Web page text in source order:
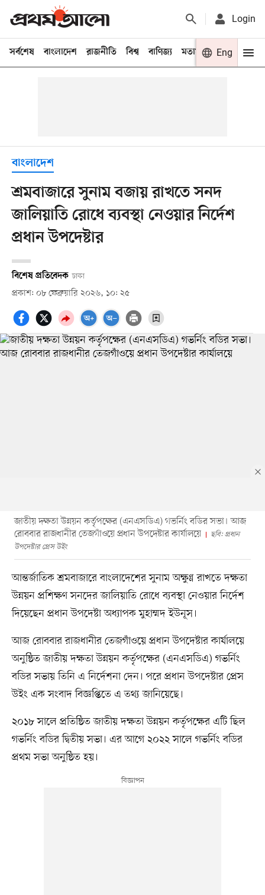
Login
সর্বশেষ বাংলাদেশ রাজনীতি বিশ্ব বাণিজ্য মতামত খেলা
Eng
বাংলাদেশ
শ্রমবাজারে সুনাম বজায় রাখতে সনদ
জালিয়াতি রোধে ব্যবস্থা নেওয়ার নির্দেশ
প্রধান উপদেষ্টার
বিশেষ প্রতিবেদক ঢাকা
প্রকাশ: ০৮ ফেব্রুয়ারি ২০২৬, ১০: ২৫
জাতীয় দক্ষতা উন্নয়ন কর্তৃপক্ষের (এনএসডিএ) গভর্নিং বডির সভা। আজ
রোববার রাজধানীর তেজগাঁওয়ে প্রধান উপদেষ্টার কার্যালয়ে
ছবি: প্রধান
উপদেষ্টার প্রেস উইং
আন্তর্জাতিক শ্রমবাজারে বাংলাদেশের সুনাম অক্ষুণ্ণ রাখতে দক্ষতা
উন্নয়ন প্রশিক্ষণ সনদের জালিয়াতি রোধে ব্যবস্থা নেওয়ার নির্দেশ
দিয়েছেন প্রধান উপদেষ্টা অধ্যাপক মুহাম্মদ ইউনূস।
আজ রোববার রাজধানীর তেজগাঁওয়ে প্রধান উপদেষ্টার কার্যালয়ে
অনুষ্ঠিত জাতীয় দক্ষতা উন্নয়ন কর্তৃপক্ষের (এনএসডিএ) গভর্নিং
বডির সভায় তিনি এ নির্দেশনা দেন। পরে প্রধান উপদেষ্টার প্রেস
উইং এক সংবাদ বিজ্ঞপ্তিতে এ তথ্য জানিয়েছে।
২০১৮ সালে প্রতিষ্ঠিত জাতীয় দক্ষতা উন্নয়ন কর্তৃপক্ষের এটি ছিল
গভর্নিং বডির দ্বিতীয় সভা। এর আগে ২০২২ সালে গভর্নিং বডির
প্রথম সভা অনুষ্ঠিত হয়।